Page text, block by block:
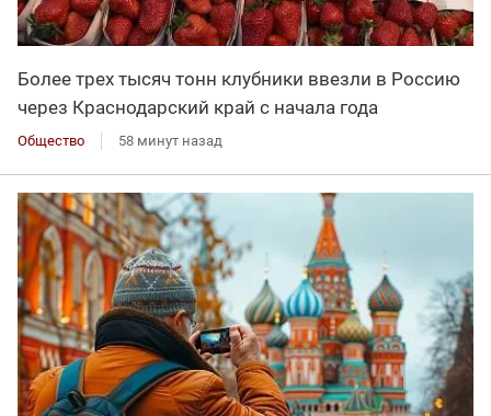
Более трех тысяч тонн клубники ввезли в Россию
через Краснодарский край с начала года
Общество 58 минут назад